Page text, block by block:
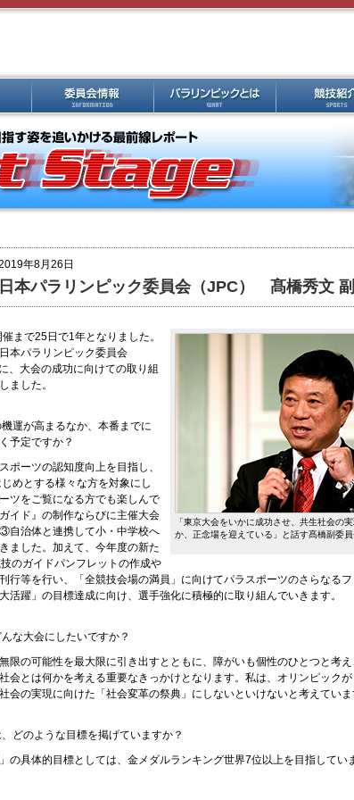
年8月26日
日本パラリンピック委員会（JPC） 髙橋秀文
「東京大会をいかに成功させ、共生社会の
か、正念場を迎えている」と話す髙橋副委
まで25日で1年となりました。
本パラリンピック委員会
、大会の成功に向けての取り組
ました。
運が高まるなか、本番までに
予定ですか？
ポーツの認知度向上を目指し、
めとする様々な方を対象にし
ツをご覧になる方でも楽しんで
イド』の制作ならびに主催大会
自治体と連携して小・中学校へ
ました。加えて、今年度の新た
のガイドパンフレットの作成や
行等を行い、「全競技会場の満員」に向けてパラスポーツのさらなる
活躍」の目標達成に向け、選手強化に積極的に取り組んでいきます。
な大会にしたいですか？
限の可能性を最大限に引き出すとともに、障がいも個性のひとつと考
会とは何かを考える重要なきっかけとなります。私は、オリンピック
会の実現に向けた「社会変革の祭典」にしないといけないと考えてい
どのような目標を掲げていますか？
の具体的目標としては、金メダルランキング世界7位以上を目指してい